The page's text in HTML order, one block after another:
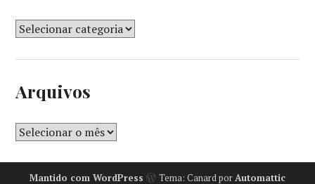
Arquivos
Mantido com WordPress Tema: Canard porAutomattic